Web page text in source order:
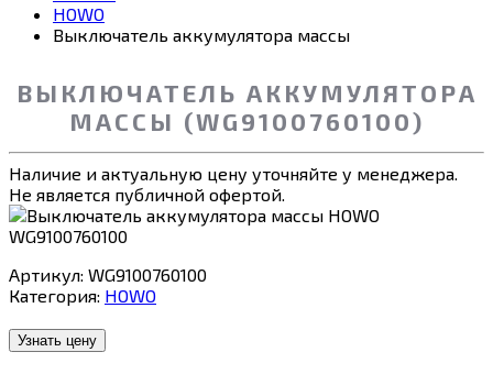
HOWO
Выключатель аккумулятора массы
ВЫКЛЮЧАТЕЛЬ АККУМУЛЯТОРА
МАССЫ (WG9100760100)
Наличие и актуальную цену уточняйте у менеджера.
Не является публичной офертой.
Артикул: WG9100760100
Категория: HOWO
Узнать цену